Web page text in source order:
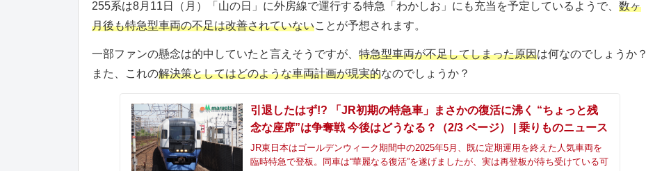
255系は8月11日（月）「山の日」に外房線で運行する特急「わかしお」にも充当を予定しているようで、 数ヶ
月後も特急型車両の不足は改善されていないことが予想されます。
一部ファンの懸念は的中していたと言えそうですが、 特急型車両が不足してしまった原因は何なのでしょうか？
また、これの解決策としてはどのような車両計画が現実的なのでしょうか？
引退したはず!? 「JR初期の特急車」まさかの復活に沸く “ちょっと残
念な座席”は争奪戦 今後はどうなる？（2/3 ページ） | 乗りものニュース
JR東日本はゴールデンウィーク期間中の2025年5月、既に定期運用を終えた人気車両を
臨時特急で登板。同車は“華麗なる復活”を遂げましたが、実は再登板が待ち受けている可